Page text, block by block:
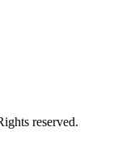
reserved.